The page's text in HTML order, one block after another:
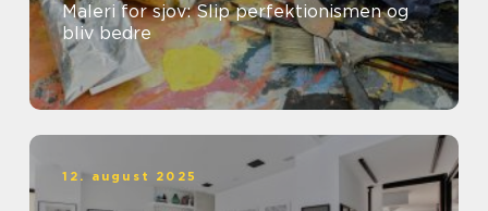
Maleri for sjov: Slip perfektionismen og
bliv bedre
12. august 2025